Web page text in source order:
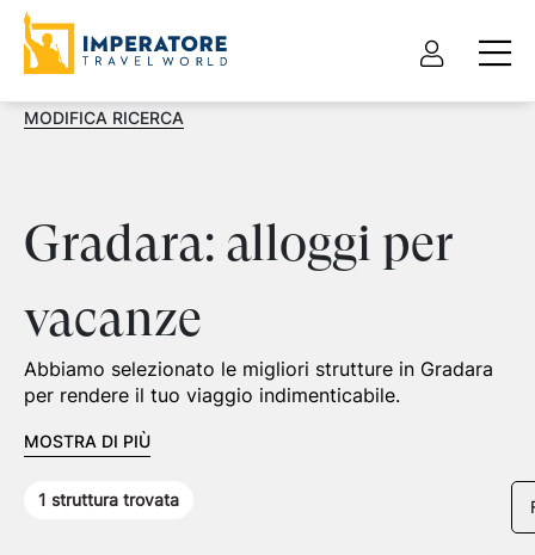
MODIFICA RICERCA
Gradara: alloggi per
vacanze
Abbiamo selezionato le migliori strutture in Gradara
per rendere il tuo viaggio indimenticabile.
MOSTRA DI PIÙ
1 struttura trovata